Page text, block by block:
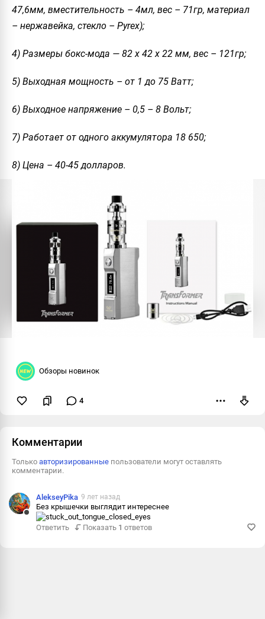
47,6мм, вместительность – 4мл, вес – 71гр, материал
– нержавейка, стекло – Pyrex);
4) Размеры бокс-мода — 82 x 42 x 22 мм, вес – 121гр;
5) Выходная мощность – от 1 до 75 Ватт;
6) Выходное напряжение – 0,5 – 8 Вольт;
7) Работает от одного аккумулятора 18 650;
8) Цена – 40-45 долларов.
Обзоры новинок
4
Комментарии
Только авторизированные пользователи могут оставлять
комментарии.
AlekseyPika 9 лет назад
Без крышечки выглядит интереснее
Ответить Показать 1 ответов